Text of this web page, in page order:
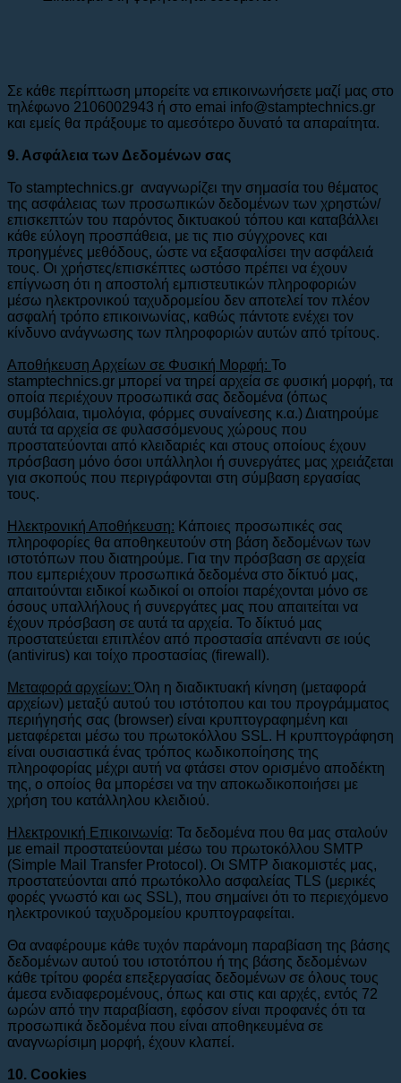
Σε κάθε περίπτωση μπορείτε να επικοινωνήσετε μαζί μας στο
τηλέφωνο 2106002943 ή στο emai info@stamptechnics.gr
και εμείς θα πράξουμε το αμεσότερο δυνατό τα απαραίτητα.
9. Ασφάλεια των Δεδομένων σας
Το stamptechnics.gr αναγνωρίζει την σημασία του θέματος
της ασφάλειας των προσωπικών δεδομένων των χρηστών/
επισκεπτών του παρόντος δικτυακού τόπου και καταβάλλει
κάθε εύλογη προσπάθεια, με τις πιο σύγχρονες και
προηγμένες μεθόδους, ώστε να εξασφαλίσει την ασφάλειά
τους. Οι χρήστες/επισκέπτες ωστόσο πρέπει να έχουν
επίγνωση ότι η αποστολή εμπιστευτικών πληροφοριών
μέσω ηλεκτρονικού ταχυδρομείου δεν αποτελεί τον πλέον
ασφαλή τρόπο επικοινωνίας, καθώς πάντοτε ενέχει τον
κίνδυνο ανάγνωσης των πληροφοριών αυτών από τρίτους.
Αποθήκευση Αρχείων σε Φυσική Μορφή: To
stamptechnics.gr μπορεί να τηρεί αρχεία σε φυσική μορφή, τα
οποία περιέχουν προσωπικά σας δεδομένα (όπως
συμβόλαια, τιμολόγια, φόρμες συναίνεσης κ.α.) Διατηρούμε
αυτά τα αρχεία σε φυλασσόμενους χώρους που
προστατεύονται από κλειδαριές και στους οποίους έχουν
πρόσβαση μόνο όσοι υπάλληλοι ή συνεργάτες μας χρειάζεται
για σκοπούς που περιγράφονται στη σύμβαση εργασίας
τους.
Ηλεκτρονική Αποθήκευση: Κάποιες προσωπικές σας
πληροφορίες θα αποθηκευτούν στη βάση δεδομένων των
ιστοτόπων που διατηρούμε. Για την πρόσβαση σε αρχεία
που εμπεριέχουν προσωπικά δεδομένα στο δίκτυό μας,
απαιτούνται ειδικοί κωδικοί οι οποίοι παρέχονται μόνο σε
όσους υπαλλήλους ή συνεργάτες μας που απαιτείται να
έχουν πρόσβαση σε αυτά τα αρχεία. Το δίκτυό μας
προστατεύεται επιπλέον από προστασία απέναντι σε ιούς
(antivirus) και τοίχο προστασίας (firewall).
Μεταφορά αρχείων:Όλη η διαδικτυακή κίνηση (μεταφορά
αρχείων) μεταξύ αυτού του ιστότοπου και του προγράμματος
περιήγησής σας (browser) είναι κρυπτογραφημένη και
μεταφέρεται μέσω του πρωτοκόλλου SSL. Η κρυπτογράφηση
είναι ουσιαστικά ένας τρόπος κωδικοποίησης της
πληροφορίας μέχρι αυτή να φτάσει στον ορισμένο αποδέκτη
της, ο οποίος θα μπορέσει να την αποκωδικοποιήσει με
χρήση του κατάλληλου κλειδιού.
Ηλεκτρονική Επικοινωνία: Τα δεδομένα που θα μας σταλούν
με email προστατεύονται μέσω του πρωτοκόλλου SMTP
(Simple Mail Transfer Protocol). Οι SMTP διακομιστές μας,
προστατεύονται από πρωτόκολλο ασφαλείας TLS (μερικές
φορές γνωστό και ως SSL), που σημαίνει ότι το περιεχόμενο
ηλεκτρονικού ταχυδρομείου κρυπτογραφείται.
Θα αναφέρουμε κάθε τυχόν παράνομη παραβίαση της βάσης
δεδομένων αυτού του ιστοτόπου ή της βάσης δεδομένων
κάθε τρίτου φορέα επεξεργασίας δεδομένων σε όλους τους
άμεσα ενδιαφερομένους, όπως και στις και αρχές, εντός 72
ωρών από την παραβίαση, εφόσον είναι προφανές ότι τα
προσωπικά δεδομένα που είναι αποθηκευμένα σε
αναγνωρίσιμη μορφή, έχουν κλαπεί.
10. Cookies